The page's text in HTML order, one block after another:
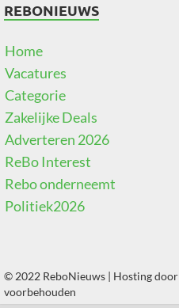
REBONIEUWS
Home
Vacatures
Categorie
Zakelijke Deals
Adverteren 2026
ReBo Interest
Rebo onderneemt
Politiek2026
© 2022 ReboNieuws | Hosting door
voorbehouden